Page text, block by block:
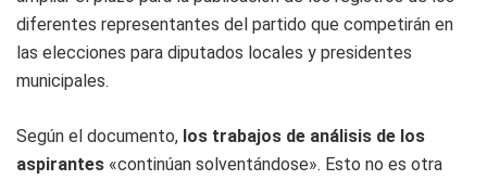
diferentes representantes del partido que competirán en
las elecciones para diputados locales y presidentes
municipales.
Según el documento, los trabajos de análisis de los
aspirantes «continúan solventándose». Esto no es otra